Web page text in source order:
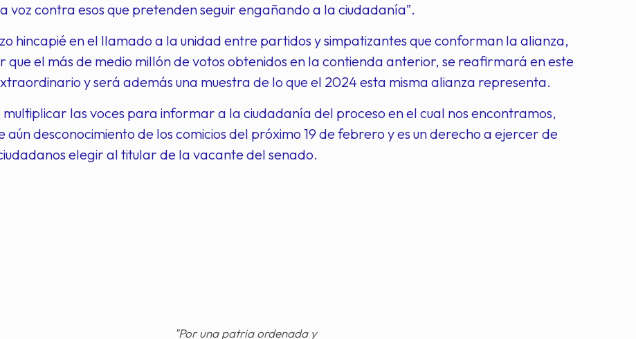
voz contra esos que pretenden seguir engañando a la ciudadanía”.
hincapié en el llamado a la unidad entre partidos y simpatizantes que conforman la alianza,
que el más de medio millón de votos obtenidos en la contienda anterior, se reafirmará en este
y será además una muestra de lo que el 2024 esta misma alianza representa.
las voces para informar a la ciudadanía del proceso en el cual nos encontramos,
aún desconocimiento de los comicios del próximo 19 de febrero y es un derecho a ejercer de
elegir al titular de la vacante del senado.
"Por una patria ordenada y